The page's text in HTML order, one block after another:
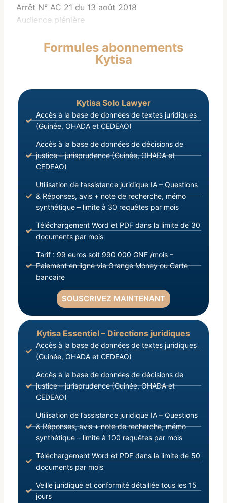
Arrêt N° AC 21 du 13 août 2018
Audience plénière
Formules abonnements
Kytisa
Kytisa Solo Lawyer
Accès à la base de données de textes juridiques
(Guinée, OHADA et CEDEAO)
Accès à la base de données de décisions de
justice – jurisprudence (Guinée, OHADA et
CEDEAO)
Utilisation de l’assistance juridique IA – Questions
& Réponses, avis + note de recherche, mémo
synthétique – limite à 30 requêtes par mois
Téléchargement Word et PDF dans la limite de 30
documents par mois
Tarif : 99 euros soit 990 000 GNF /mois –
Paiement en ligne via Orange Money ou Carte
bancaire
SOUSCRIVEZ MAINTENANT
Kytisa Essentiel – Directions juridiques
Accès à la base de données de textes juridiques
(Guinée, OHADA et CEDEAO)
Accès à la base de données de décisions de
justice – jurisprudence (Guinée, OHADA et
CEDEAO)
Utilisation de l’assistance juridique IA – Questions
& Réponses, avis + note de recherche, mémo
synthétique – limite à 100 requêtes par mois
Téléchargement Word et PDF dans la limite de 50
documents par mois
Veille juridique et conformité détaillée tous les 15
jours